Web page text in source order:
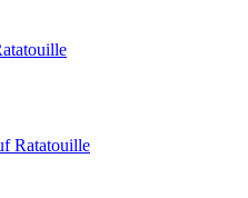
Ratatouille